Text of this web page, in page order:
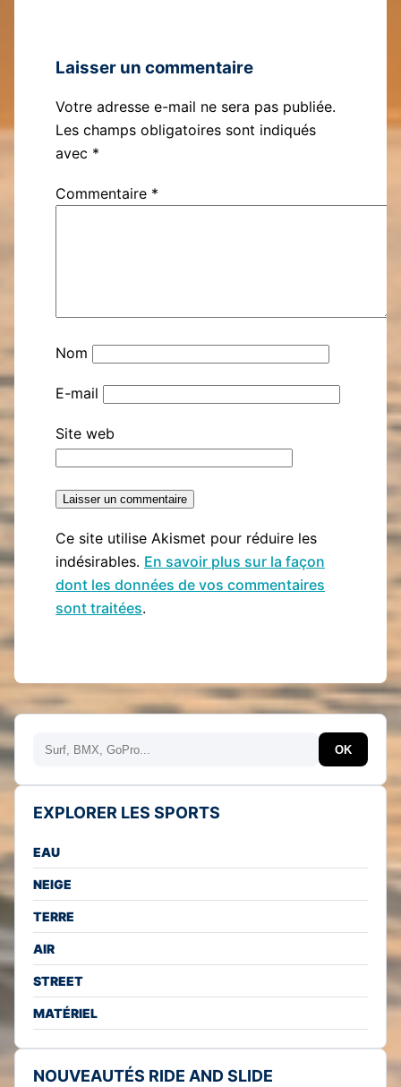
Laisser un commentaire
Votre adresse e-mail ne sera pas publiée.
Les champs obligatoires sont indiqués
avec *
Commentaire *
Nom
E-mail
Site web
Ce site utilise Akismet pour réduire les
indésirables. En savoir plus sur la façon
dont les données de vos commentaires
sont traitées.
Rechercher OK
EXPLORER LES SPORTS
EAU
NEIGE
TERRE
AIR
STREET
MATÉRIEL
NOUVEAUTÉS RIDE AND SLIDE